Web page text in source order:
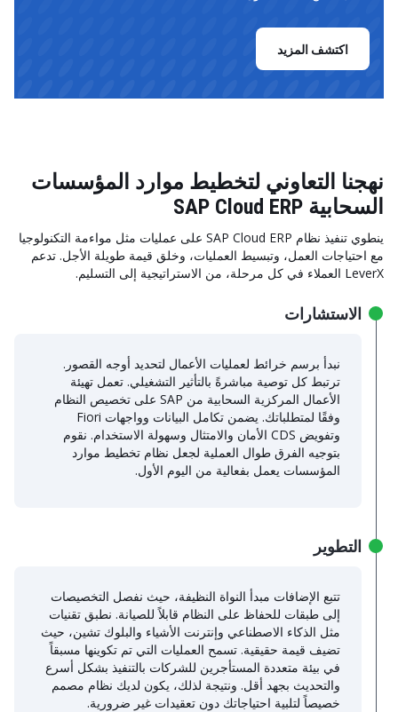
اكتشف المزيد
نهجنا التعاوني لتخطيط موارد المؤسسات
السحابية SAP Cloud ERP
ينطوي تنفيذ نظام SAP Cloud ERP على عمليات مثل مواءمة التكنولوجيا
مع احتياجات العمل، وتبسيط العمليات، وخلق قيمة طويلة الأجل. تدعم
LeverX العملاء في كل مرحلة، من الاستراتيجية إلى التسليم.
نبدأ برسم خرائط لعمليات الأعمال لتحديد أوجه القصور.
ترتبط كل توصية مباشرةً بالتأثير التشغيلي. تعمل تهيئة
الأعمال المركزية السحابية من SAP على تخصيص النظام
وفقًا لمتطلباتك. يضمن تكامل البيانات وواجهات Fiori
وتفويض CDS الأمان والامتثال وسهولة الاستخدام. نقوم
بتوجيه الفرق طوال العملية لجعل نظام تخطيط موارد
المؤسسات يعمل بفعالية من اليوم الأول.
الاستشارات
تتبع الإضافات مبدأ النواة النظيفة، حيث نفصل التخصيصات
إلى طبقات للحفاظ على النظام قابلاً للصيانة. نطبق تقنيات
مثل الذكاء الاصطناعي وإنترنت الأشياء والبلوك تشين، حيث
تضيف قيمة حقيقية. تسمح العمليات التي تم تكوينها مسبقاً
في بيئة متعددة المستأجرين للشركات بالتنفيذ بشكل أسرع
والتحديث بجهد أقل. ونتيجة لذلك، يكون لديك نظام مصمم
خصيصاً لتلبية احتياجاتك دون تعقيدات غير ضرورية.
التطوير